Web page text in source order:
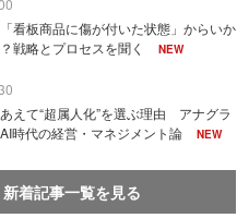
看板商品に傷が付いた状態」からいか
戦略とプロセスを聞く
NEW
えて“超属人化”を選ぶ理由 アナグラ
時代の経営・マネジメント論
NEW
新着記事一覧を見る